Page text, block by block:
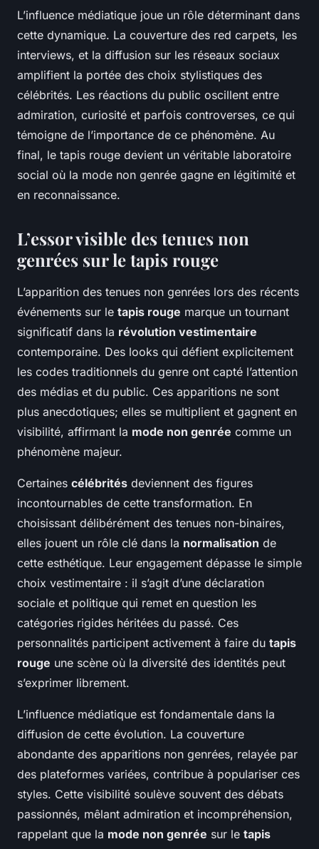
L’influence médiatique joue un rôle déterminant dans
cette dynamique. La couverture des red carpets, les
interviews, et la diffusion sur les réseaux sociaux
amplifient la portée des choix stylistiques des
célébrités. Les réactions du public oscillent entre
admiration, curiosité et parfois controverses, ce qui
témoigne de l’importance de ce phénomène. Au
final, le tapis rouge devient un véritable laboratoire
social où la mode non genrée gagne en légitimité et
en reconnaissance.
L’essor visible des tenues non
genrées sur le tapis rouge
L’apparition des tenues non genrées lors des récents
événements sur le tapis rouge marque un tournant
significatif dans la révolution vestimentaire
contemporaine. Des looks qui défient explicitement
les codes traditionnels du genre ont capté l’attention
des médias et du public. Ces apparitions ne sont
plus anecdotiques; elles se multiplient et gagnent en
visibilité, affirmant la mode non genrée comme un
phénomène majeur.
Certaines célébrités deviennent des figures
incontournables de cette transformation. En
choisissant délibérément des tenues non-binaires,
elles jouent un rôle clé dans la normalisation de
cette esthétique. Leur engagement dépasse le simple
choix vestimentaire : il s’agit d’une déclaration
sociale et politique qui remet en question les
catégories rigides héritées du passé. Ces
personnalités participent activement à faire du tapis
rouge une scène où la diversité des identités peut
s’exprimer librement.
L’influence médiatique est fondamentale dans la
diffusion de cette évolution. La couverture
abondante des apparitions non genrées, relayée par
des plateformes variées, contribue à populariser ces
styles. Cette visibilité soulève souvent des débats
passionnés, mêlant admiration et incompréhension,
rappelant que la mode non genrée sur le tapis